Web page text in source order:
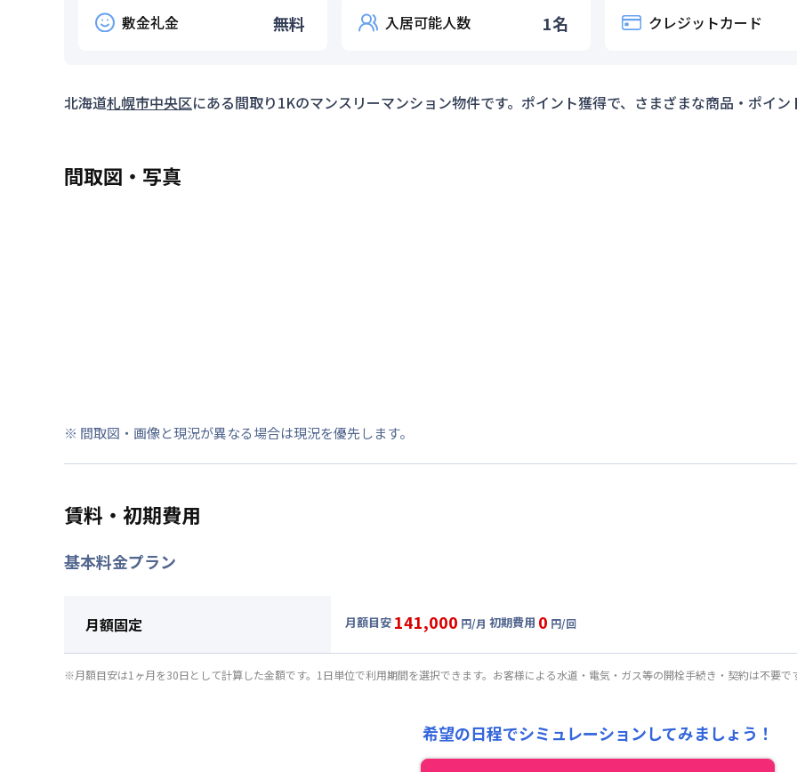
敷金礼金 無料 入居可能人数 1名 クレジットカード
北海道札幌市中央区にある間取り1Kのマンスリーマンション物件です。ポイント獲得で、さまざまな商品・ポイ
間取図・写真
※ 間取図・画像と現況が異なる場合は現況を優先します。
賃料・初期費用
基本料金プラン
月額固定 月額目安 141,000 円/月 初期費用 0 円/回
月額賃料目安(30日利用)
0円/回 (税抜)
※月額目安は1ヶ月を30日として計算した金額です。1日単位で利用期間を選択できます。お客様による水道・電気・ガス等の開栓手続き・契約は不要で
希望の日程でシミュレーションしてみましょう！